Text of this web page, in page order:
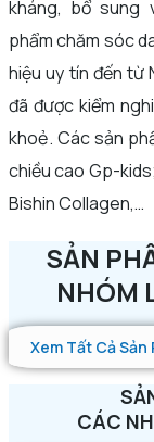
kháng, bổ sung
phẩm chăm sóc
hiệu uy tín đến từ
đã được kiểm
khoẻ. Các sản
chiều cao Gp-
Bishin Collagen,…
SẢN
NHÓM
Xem Tất Cả Sản
CÁC